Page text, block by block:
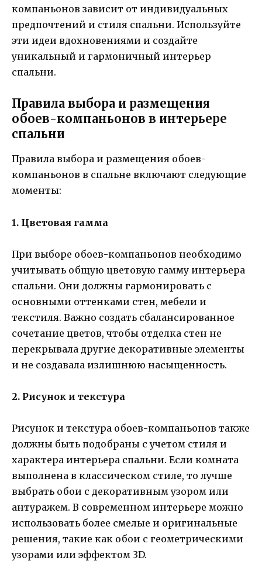
компаньонов зависит от индивидуальных
предпочтений и стиля спальни. Используйте
эти идеи вдохновениями и создайте
уникальный и гармоничный интерьер
спальни.
Правила выбора и размещения
обоев-компаньонов в интерьере
спальни
Правила выбора и размещения обоев-
компаньонов в спальне включают следующие
моменты:
1. Цветовая гамма
При выборе обоев-компаньонов необходимо
учитывать общую цветовую гамму интерьера
спальни. Они должны гармонировать с
основными оттенками стен, мебели и
текстиля. Важно создать сбалансированное
сочетание цветов, чтобы отделка стен не
перекрывала другие декоративные элементы
и не создавала излишнюю насыщенность.
2. Рисунок и текстура
Рисунок и текстура обоев-компаньонов также
должны быть подобраны с учетом стиля и
характера интерьера спальни. Если комната
выполнена в классическом стиле, то лучше
выбрать обои с декоративным узором или
антуражем. В современном интерьере можно
использовать более смелые и оригинальные
решения, такие как обои с геометрическими
узорами или эффектом 3D.